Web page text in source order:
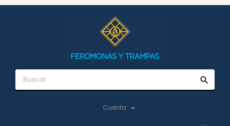
search
Cuenta 